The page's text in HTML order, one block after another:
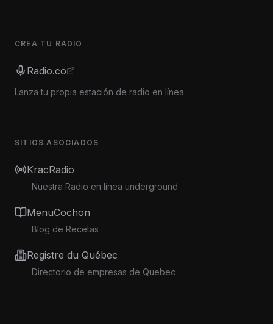
CREA TU RADIO
Radio.co
Lanza tu propia estación de radio en línea
SITIOS ASOCIADOS
KracRadio
Nuestra Radio en línea underground
MenuCochon
Blog de Recetas
Registre du Québec
Directorio de empresas de Quebec